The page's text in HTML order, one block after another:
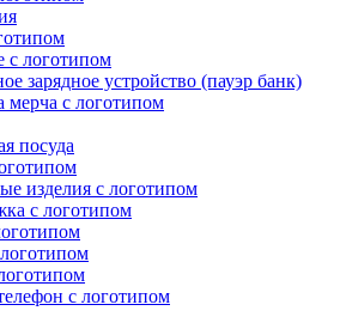
с логотипом
зарядное устройство (пауэр банк)
мерча с логотипом
посуда
изделия с логотипом
с логотипом
с логотипом